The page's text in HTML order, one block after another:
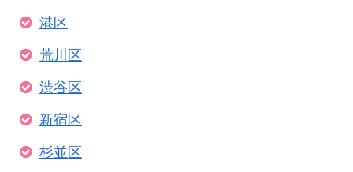
港区
荒川区
渋谷区
新宿区
杉並区